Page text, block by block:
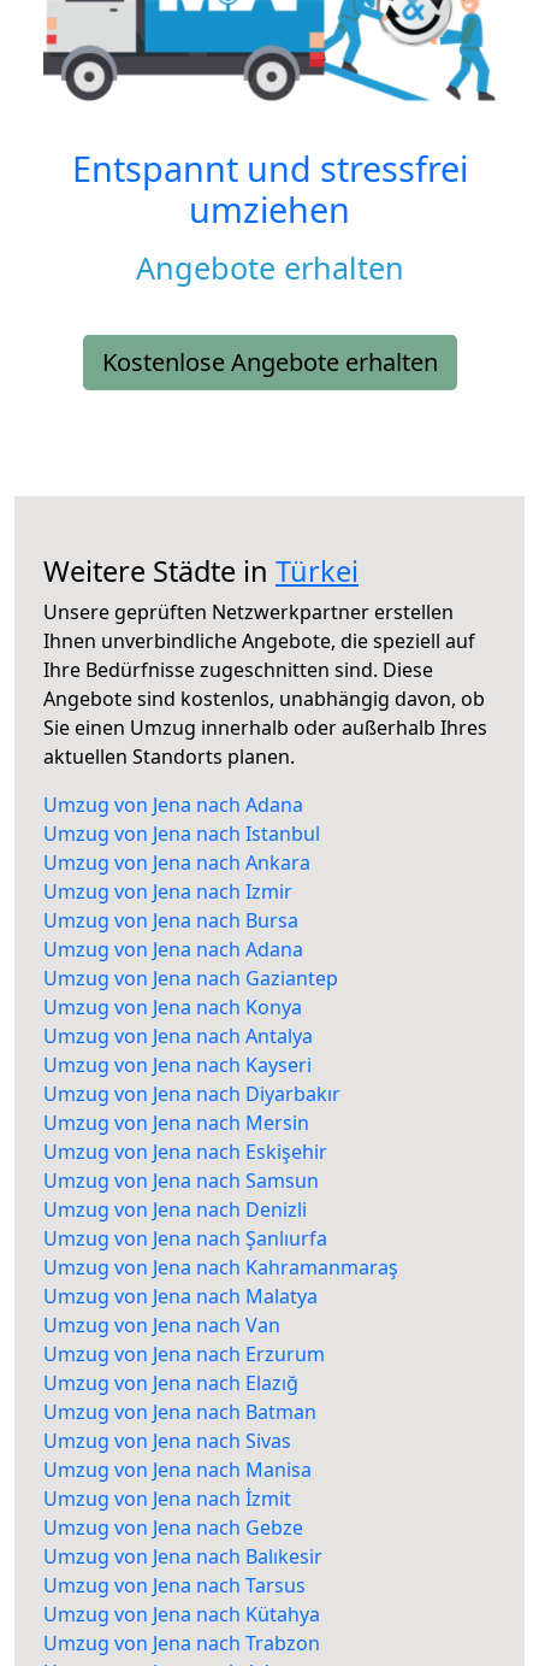
Entspannt und stressfrei
umziehen
Angebote erhalten
Kostenlose Angebote erhalten
Weitere Städte in Türkei
Unsere geprüften Netzwerkpartner erstellen
Ihnen unverbindliche Angebote, die speziell auf
Ihre Bedürfnisse zugeschnitten sind. Diese
Angebote sind kostenlos, unabhängig davon, ob
Sie einen Umzug innerhalb oder außerhalb Ihres
aktuellen Standorts planen.
Umzug von Jena nach Adana
Umzug von Jena nach Istanbul
Umzug von Jena nach Ankara
Umzug von Jena nach Izmir
Umzug von Jena nach Bursa
Umzug von Jena nach Adana
Umzug von Jena nach Gaziantep
Umzug von Jena nach Konya
Umzug von Jena nach Antalya
Umzug von Jena nach Kayseri
Umzug von Jena nach Diyarbakır
Umzug von Jena nach Mersin
Umzug von Jena nach Eskişehir
Umzug von Jena nach Samsun
Umzug von Jena nach Denizli
Umzug von Jena nach Şanlıurfa
Umzug von Jena nach Kahramanmaraş
Umzug von Jena nach Malatya
Umzug von Jena nach Van
Umzug von Jena nach Erzurum
Umzug von Jena nach Elazığ
Umzug von Jena nach Batman
Umzug von Jena nach Sivas
Umzug von Jena nach Manisa
Umzug von Jena nach İzmit
Umzug von Jena nach Gebze
Umzug von Jena nach Balıkesir
Umzug von Jena nach Tarsus
Umzug von Jena nach Kütahya
Umzug von Jena nach Trabzon